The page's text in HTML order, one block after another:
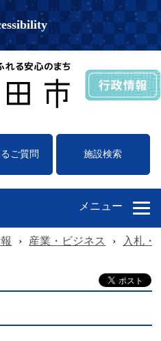
ご質問 施設検索
メニュー
› 産業・ビジネス › 入札・